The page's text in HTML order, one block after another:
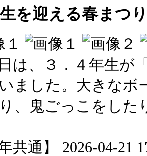
を迎える春まつ
は、３．４年生が
ました。大きなボ
、鬼ごっこをし
共通】 2026-04-21